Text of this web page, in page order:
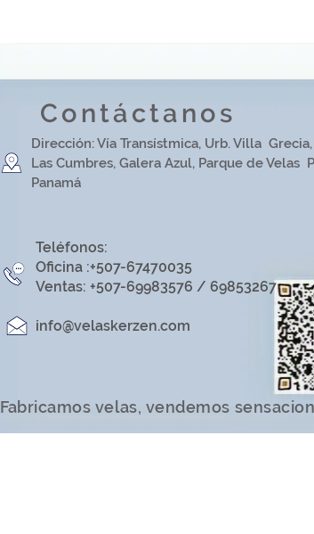
Contáctanos
Dirección: Vía Transístmica, Urb. Villa
Las Cumbres, Galera Azul, Parque de Velas
Panamá
Teléfonos:
Oficina :+507-67470035
Ventas: +507-69983576 / 69853267
info@velaskerzen.com​
Fabricamos velas, vendemos